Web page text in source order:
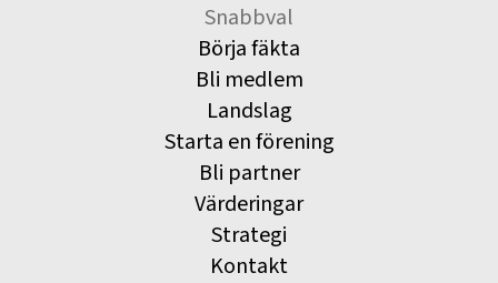
Snabbval
Börja fäkta
Bli medlem
Landslag
Starta en förening
Bli partner
Värderingar
Strategi
Kontakt